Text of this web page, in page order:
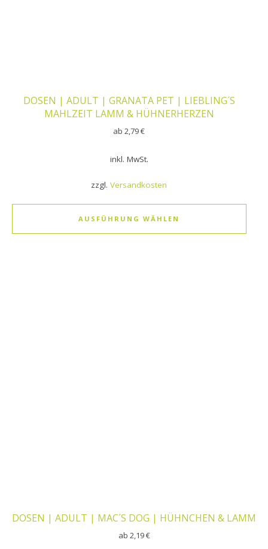
DOSEN | ADULT | GRANATA PET | LIEBLING´S
MAHLZEIT LAMM & HÜHNERHERZEN
ab2,79€
inkl. MwSt.
zzgl.Versandkosten
AUSFÜHRUNG WÄHLEN
DOSEN | ADULT | MAC´S DOG | HÜHNCHEN & LAMM
ab 2,19€